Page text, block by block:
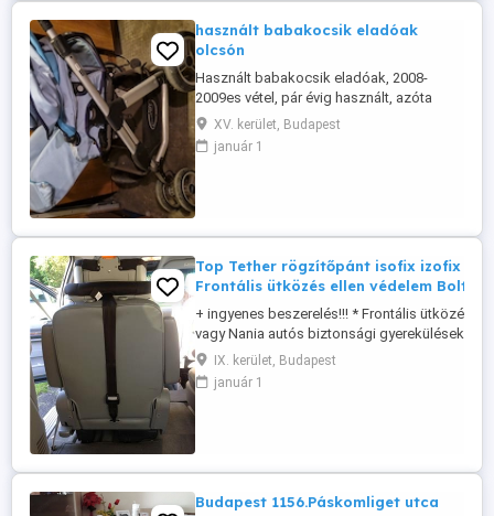
használt babakocsik eladóak
olcsón
Használt babakocsik eladóak, 2008-
2009es vétel, pár évig használt, azóta
csak raktározva. Egy erős tisztítás rájuk
fér, de amúgy működőképesek teljesen,
több tartozékkal. Irányár 10 000Ft db.
XV. kerület, Budapest
január 1
Top Tether rögzítőpánt isofix izofix
Frontális ütközés ellen védelem BoltiÁr
+ ingyenes beszerelés!!! * Frontális ütközés
vagy Nania autós biztonsági gyerekülésekhez
isofixes gyereküléshez használható! * * Bolti
https://www.brendon.hu/britax-romer-top-
ovcsat-2425601?
IX. kerület, Budapest
január 1
Budapest 1156.Páskomliget utca